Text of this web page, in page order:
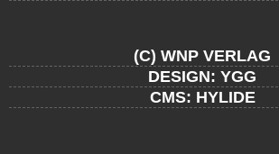
(C) WNP VERLAG
DESIGN: YGG
CMS: HYLIDE